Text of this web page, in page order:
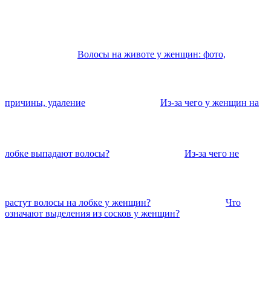
Волосы на животе у женщин: фото,
причины, удаление Из-за чего у женщин на
лобке выпадают волосы? Из-за чего не
растут волосы на лобке у женщин?
Что
означают выделения из сосков у женщин?